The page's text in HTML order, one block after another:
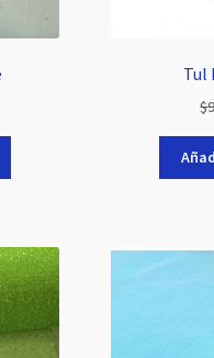
Tul
$